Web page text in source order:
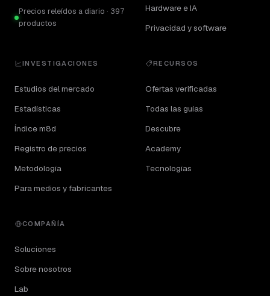
Precios releídos a diario · 397
productos
Hardware e IA
Privacidad y software
INVESTIGACIONES
Estudios del mercado
Estadísticas
Índice m8d
Registro de precios
Metodología
Para medios y fabricantes
RECURSOS
Ofertas verificadas
Todas las guías
Descubre
Academy
Tecnologías
COMPAÑÍA
Soluciones
Sobre nosotros
Lab